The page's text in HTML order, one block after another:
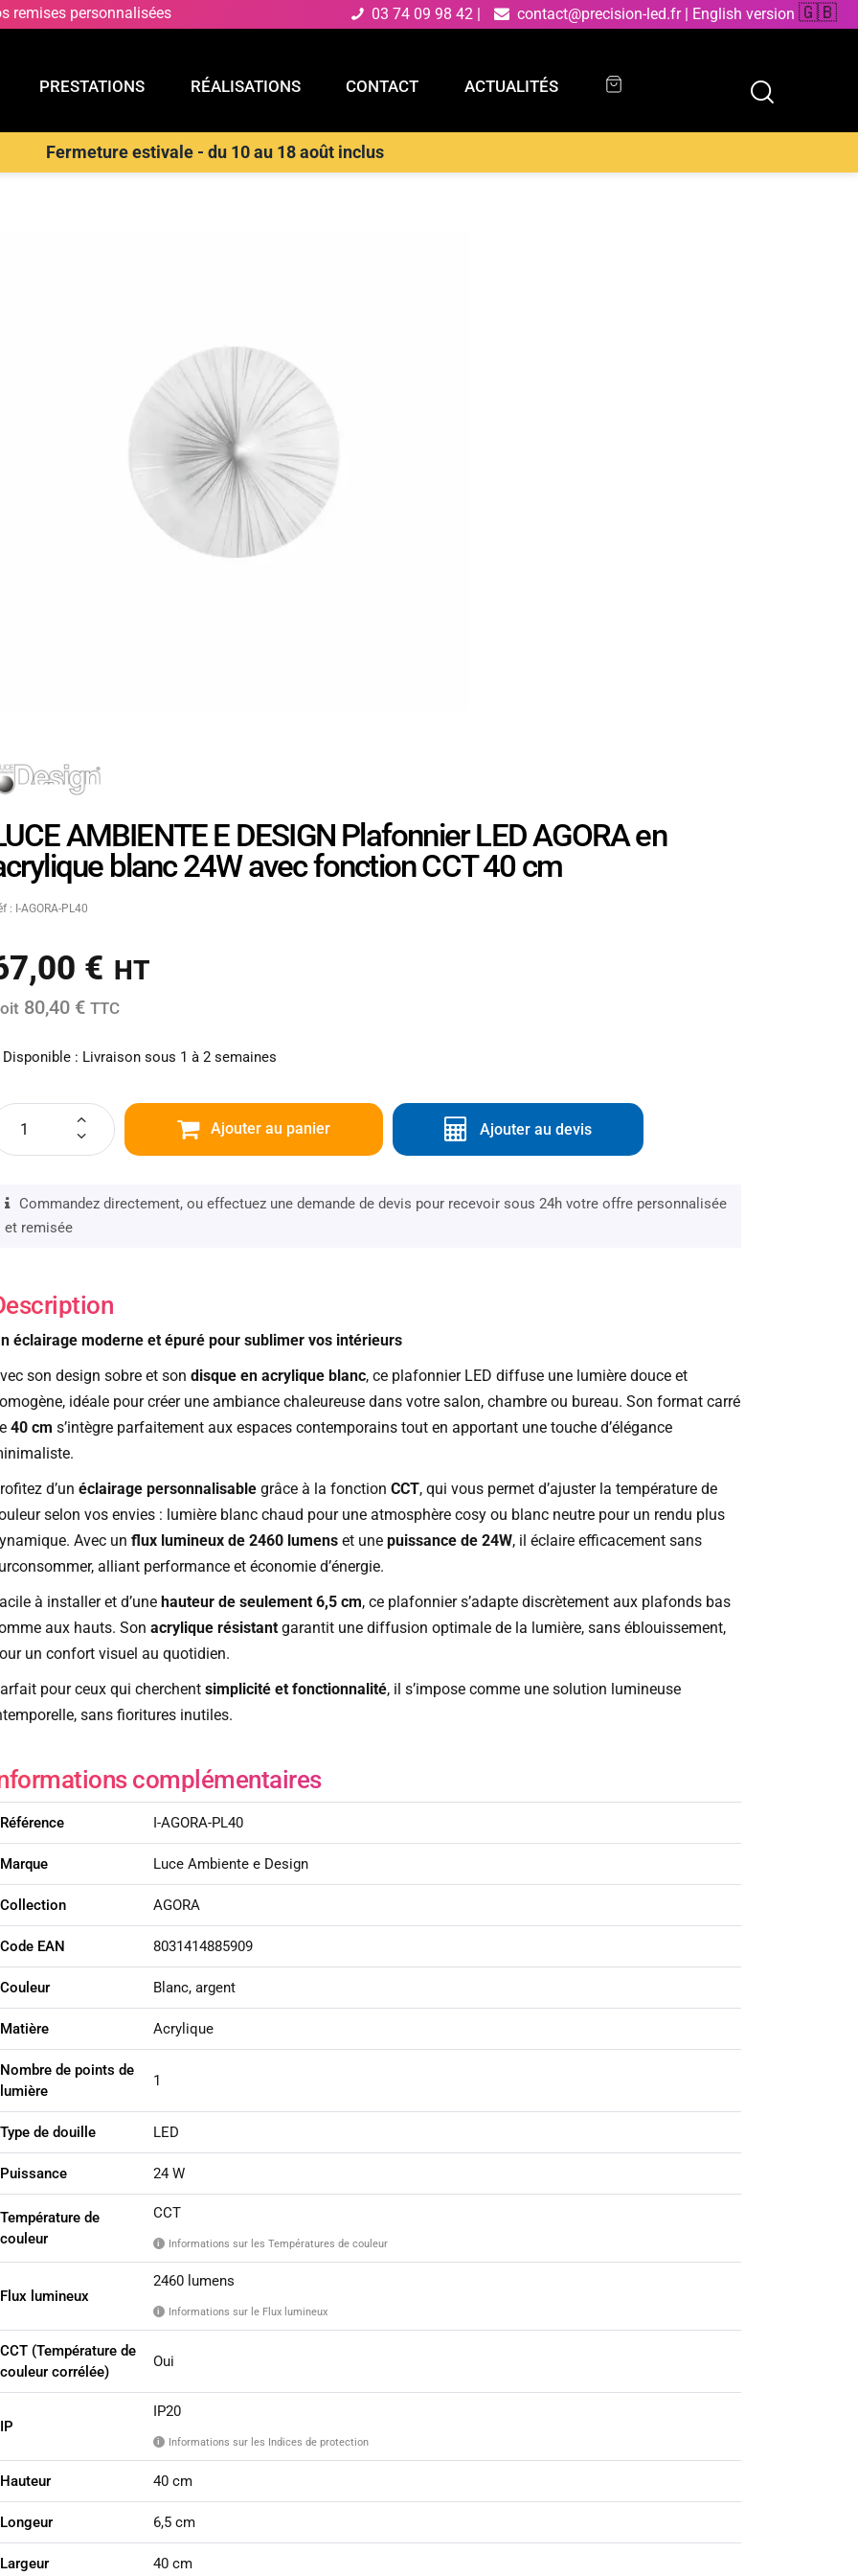
remises personnalisées 03 74 09 98 42 | contact@precision-led.fr | English version 🇬🇧
PRESTATIONS RÉALISATIONS CONTACT ACTUALITÉS
Fermeture estivale - du 10 au 18 août inclus
PRESTATIONS RÉALISATIONS CONTACT
Plafonnier>LUCE AMBIENTE E DESIGN Plafonnier LED AGORA en acrylique blanc 24W avec fonction CCT 40
AMBIENTE E DESIGN Plafonnier LED AGORA en
blanc 24W avec fonction CCT 40 cm
: I-AGORA-PL40
€ HT
80,40 € TTC
Disponible : Livraison sous 1 à 2 semaines
Ajouter au panier Ajouter au devis
Commandez directement, ou effectuez une demande de devis pour recevoir sous 24h votre offre personnalisée
et remisée
éclairage moderne et épuré pour sublimer vos intérieurs
son design sobre et son disque en acrylique blanc, ce plafonnier LED diffuse une lumière douce et
idéale pour créer une ambiance chaleureuse dans votre salon, chambre ou bureau. Son format carré
40 cm s’intègre parfaitement aux espaces contemporains tout en apportant une touche d’élégance
d’un éclairage personnalisablegrâce à la fonction CCT, qui vous permet d’ajuster la température de
selon vos envies : lumière blanc chaud pour une atmosphère cosy ou blanc neutre pour un rendu plus
Avec un flux lumineux de 2460 lumenset une puissance de 24W, il éclaire efficacement sans
alliant performance et économie d’énergie.
à installer et d’une hauteur de seulement 6,5 cm, ce plafonnier s’adapte discrètement aux plafonds bas
aux hauts. Son acrylique résistantgarantit une diffusion optimale de la lumière, sans éblouissement,
un confort visuel au quotidien.
pour ceux qui cherchent simplicité et fonctionnalité, il s’impose comme une solution lumineuse
sans fioritures inutiles.
complémentaires
Référence I-AGORA-PL40
Marque Luce Ambiente e Design
Collection AGORA
Code EAN 8031414885909
Couleur Blanc, argent
Matière Acrylique
Nombre de points de
lumière
1
Type de douille LED
Puissance 24 W
Température de
couleur
CCT
i Informations sur les Températures de couleur
Flux lumineux
2460 lumens
i Informations sur le Flux lumineux
CCT (Température de
couleur corrélée)
Oui
IP
IP20
i Informations sur les Indices de protection
Hauteur 40 cm
Longeur 6,5 cm
Largeur 40 cm